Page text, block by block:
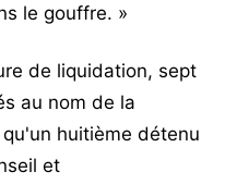
le gouffre. »
de liquidation, sept
au nom de la
huitième détenu
et